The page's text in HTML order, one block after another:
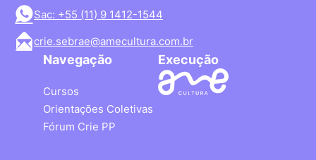
Sac: +55 (11) 9 1412-1544
crie.sebrae@amecultura.com.br
Navegação
Cursos
Orientações Coletivas
Fórum Crie PP
Execução